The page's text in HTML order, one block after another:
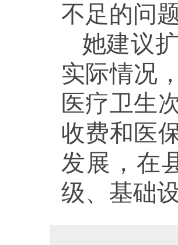
不足的问题
她建议
实际情况
医疗卫生
收费和医
发展，在
级、基础